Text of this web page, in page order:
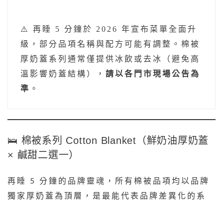
⚠️ 再睡 5 分鐘於 2026 年宣布菜單全面升
級，部分品項名稱與配方可能有調整。棉被
厚奶蓋系列通常僅提供冰飲或去冰（避免高
溫影響奶蓋結構）， 請以各門市現場公告為
準 。
🛌 棉被系列 Cotton Blanket（鮮奶油厚奶蓋
× 鹹甜二選一）
再睡 5 分鐘的品牌靈魂，所有棉被品項均以品牌
獨家厚奶蓋為頂層，是最能代表品牌差異化的系